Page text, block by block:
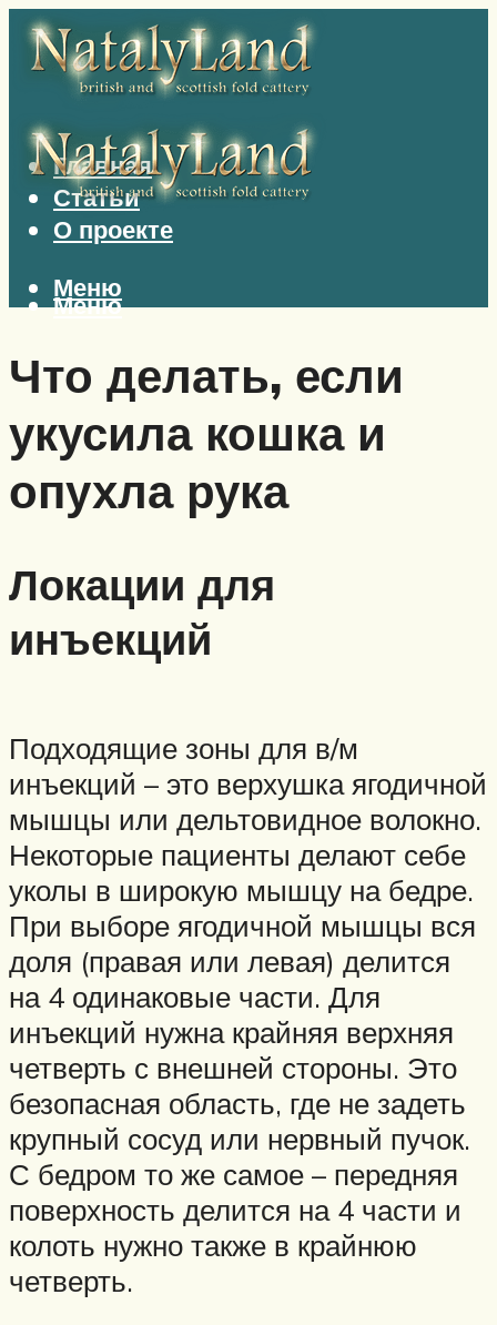
Главная
Статьи
О проекте
Меню
Меню
Что делать, если
укусила кошка и
опухла рука
Локации для
инъекций
Подходящие зоны для в/м
инъекций – это верхушка ягодичной
мышцы или дельтовидное волокно.
Некоторые пациенты делают себе
уколы в широкую мышцу на бедре.
При выборе ягодичной мышцы вся
доля (правая или левая) делится
на 4 одинаковые части. Для
инъекций нужна крайняя верхняя
четверть с внешней стороны. Это
безопасная область, где не задеть
крупный сосуд или нервный пучок.
С бедром то же самое – передняя
поверхность делится на 4 части и
колоть нужно также в крайнюю
четверть.